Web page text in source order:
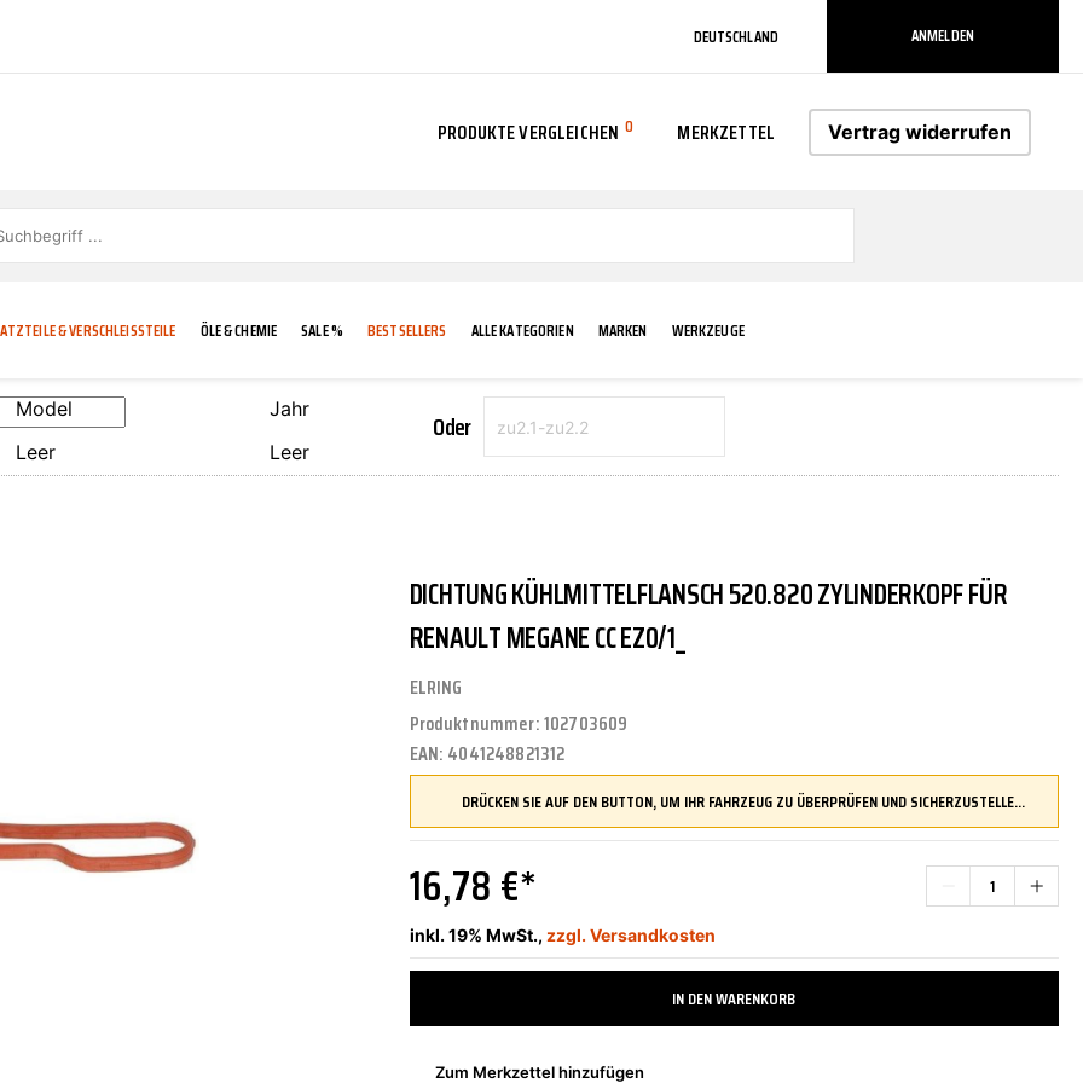
DEUTSCHLAND ANMELDEN
PRODUKTE VERGLEICHEN 0 MERKZETTEL Vertrag widerrufen
& VERSCHLEISSTEILE ÖLE & CHEMIE SALE % BESTSELLERS ALLE KATEGORIEN MARKEN WERKZEUGE
KÜHLERGRILL
VERBREITERUNG
TRITTBRETTER ÜBERROLLBÜGEL
CARCARE ELEKTRIK
KLIMAANLAGE KOMFORTSYSTEME
LENKUNG
FROSTSCHUTZ TECHNIK & WARTUNG
REINIGUNGS-/PFLEGEMITTEL
ADDINOL AS-PL
DR.WACK DUPLI-COLOR
LIQUI MOLY
Model
Leer
Jahr
Leer
Oder
DICHTUNG KÜHLMITTELFLANSCH 520.820 ZYLINDERKOPF FÜR
RENAULT MEGANE CC EZ0/1_
ELRING
Produktnummer:102703609
EAN: 4041248821312
DRÜCKEN SIE AUF DEN BUTTON, UM IHR FAHRZEUG ZU ÜBERPRÜFEN UND SICHERZUSTELLEN, DASS DIESES TEIL KOMPATIBEL IST, BEVOR SIE ES BESTELLEN
16,78 €*
inkl. 19% MwSt., zzgl. Versandkosten
IN DEN WARENKORB
Zum Merkzettel hinzufügen